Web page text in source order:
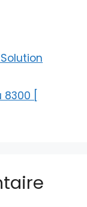
[